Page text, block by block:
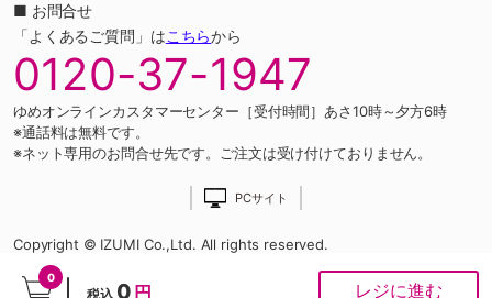
0
税込 0 円 レジに進む
■ お問合せ
「よくあるご質問」はこちらから
0120-37-1947
ゆめオンラインカスタマーセンター［受付時間］あさ10時～夕方6時
※通話料は無料です。
※ネット専用のお問合せ先です。ご注文は受け付けておりません。
PCサイト
Copyright © IZUMI Co.,Ltd. All rights reserved.